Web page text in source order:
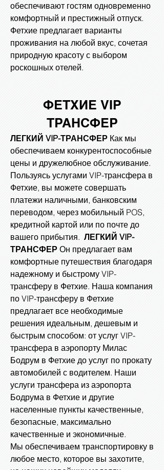
обеспечивают гостям одновременно
комфортный и престижный отпуск.
Фетхие предлагает варианты
проживания на любой вкус, сочетая
природную красоту с выбором
роскошных отелей.
ФЕТХИЕ VIP
ТРАНСФЕР
ЛЕГКИЙ VIP-ТРАНСФЕР Как мы
обеспечиваем конкурентоспособные
цены и дружелюбное обслуживание.
Пользуясь услугами VIP-трансфера в
Фетхие, вы можете совершать
платежи наличными, банковским
переводом, через мобильный POS,
кредитной картой или по почте до
вашего прибытия. ЛЕГКИЙ VIP-
ТРАНСФЕР Он предлагает вам
комфортные путешествия благодаря
надежному и быстрому VIP-
трансферу в Фетхие. Наша компания
по VIP-трансферу в Фетхие
предлагает все необходимые
решения идеальным, дешевым и
быстрым способом: от услуг VIP-
трансфера в аэропорту Милас
Бодрум в Фетхие до услуг по прокату
автомобилей с водителем. Наши
услуги трансфера из аэропорта
Бодрума в Фетхие и другие
населенные пункты качественные,
безопасные, максимально
качественные и экономичные.
Мы обеспечиваем транспортировку в
любое место, которое вы захотите,